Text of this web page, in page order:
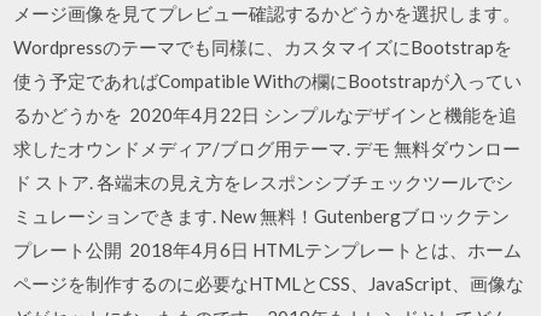
メージ画像を見てプレビュー確認するかどうかを選択します。
Wordpressのテーマでも同様に、カスタマイズにBootstrapを
使う予定であればCompatible Withの欄にBootstrapが入ってい
るかどうかを 2020年4月22日 シンプルなデザインと機能を追
求したオウンドメディア/ブログ用テーマ. デモ 無料ダウンロー
ド ストア. 各端末の見え方をレスポンシブチェックツールでシ
ミュレーションできます. New 無料！Gutenbergブロックテン
プレート公開 2018年4月6日 HTMLテンプレートとは、ホーム
ページを制作するのに必要なHTMLとCSS、JavaScript、画像な